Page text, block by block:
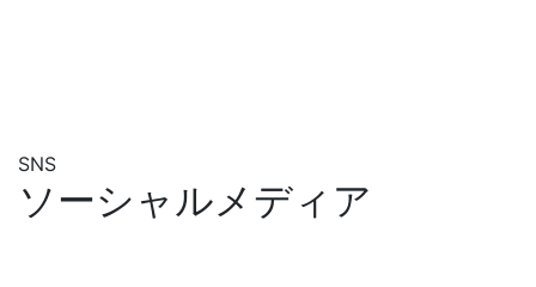
SNS
ソーシャルメディア